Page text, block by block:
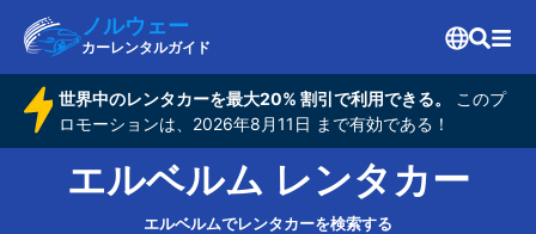
ノルウェー
カーレンタルガイド
世界中のレンタカーを最大20% 割引で利用できる。
このプ
ロモーションは、2026年8月11日 まで有効である！
エルベルム レンタカー
エルベルムでレンタカーを検索する